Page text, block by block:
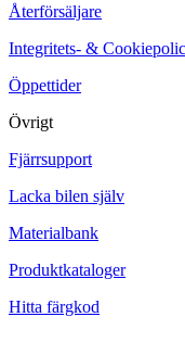
Återförsäljare
Integritets- &
Öppettider
Övrigt
Fjärrsupport
Lacka bilen själv
Materialbank
Produktkataloger
Hitta färgkod